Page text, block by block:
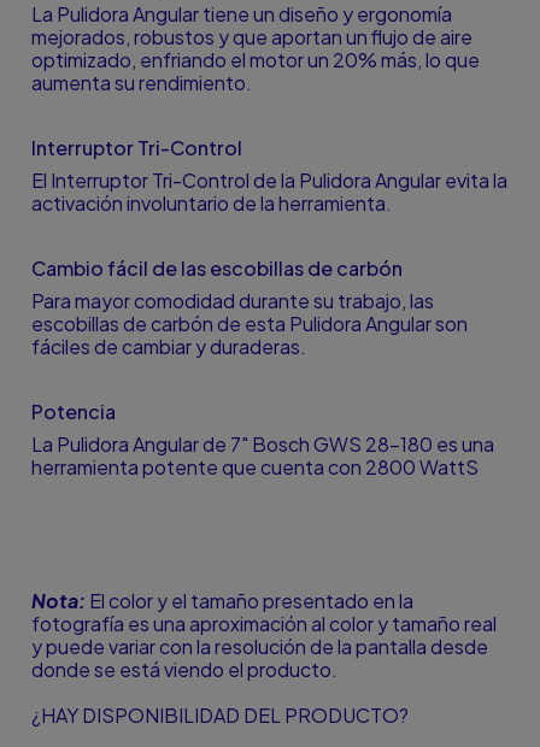
La Pulidora Angular tiene un diseño y ergonomía
mejorados, robustos y que aportan un flujo de aire
optimizado, enfriando el motor un 20% más, lo que
aumenta su rendimiento.
Interruptor Tri-Control
El Interruptor Tri-Control de la Pulidora Angular evita la
activación involuntario de la herramienta.
Cambio fácil de las escobillas de carbón
Para mayor comodidad durante su trabajo, las
escobillas de carbón de esta Pulidora Angular son
fáciles de cambiar y duraderas.
Potencia
La Pulidora Angular de 7" Bosch GWS 28-180 es una
herramienta potente que cuenta con 2800 WattS
Nota: El color y el tamaño presentado en la
fotografía es una aproximación al color y tamaño real
y puede variar con la resolución de la pantalla desde
donde se está viendo el producto.
¿HAY DISPONIBILIDAD DEL PRODUCTO?